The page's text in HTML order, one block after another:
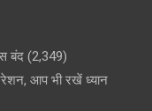
बंद (2,349)
आप भी रखें ध्यान